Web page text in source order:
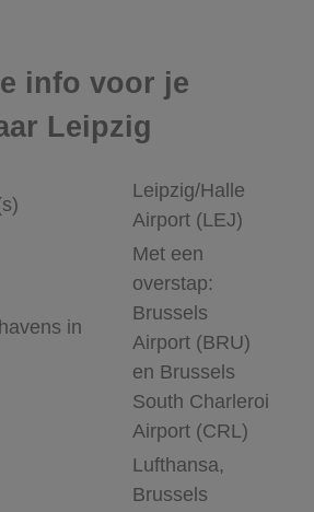
info voor je
Leipzig
Leipzig/Halle
Airport (LEJ)
in
Met een
overstap:
Brussels
Airport (BRU)
en Brussels
South Charleroi
Airport (CRL)
Lufthansa,
Brussels